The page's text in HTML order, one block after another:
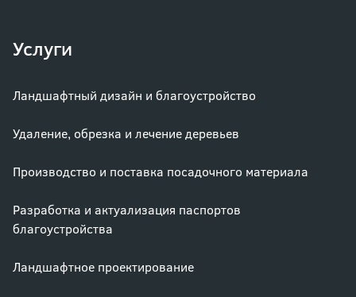
Услуги
Ландшафтный дизайн и благоустройство
Удаление, обрезка и лечение деревьев
Производство и поставка посадочного материала
Разработка и актуализация паспортов
благоустройства
Ландшафтное проектирование